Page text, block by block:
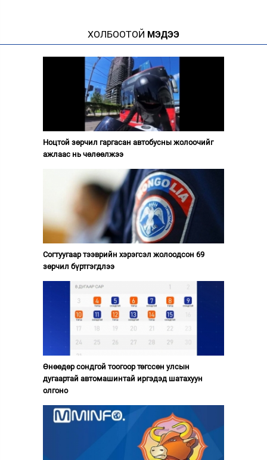
ХОЛБООТОЙ МЭДЭЭ
Ноцтой зөрчил гаргасан автобусны жолоочийг
ажлаас нь чөлөөлжээ
Согтуугаар тээврийн хэрэгсэл жолоодсон 69
зөрчил бүртгэгдлээ
Өнөөдөр сондгой тоогоор төгссөн улсын
дугаартай автомашинтай иргэдэд шатахуун
олгоно